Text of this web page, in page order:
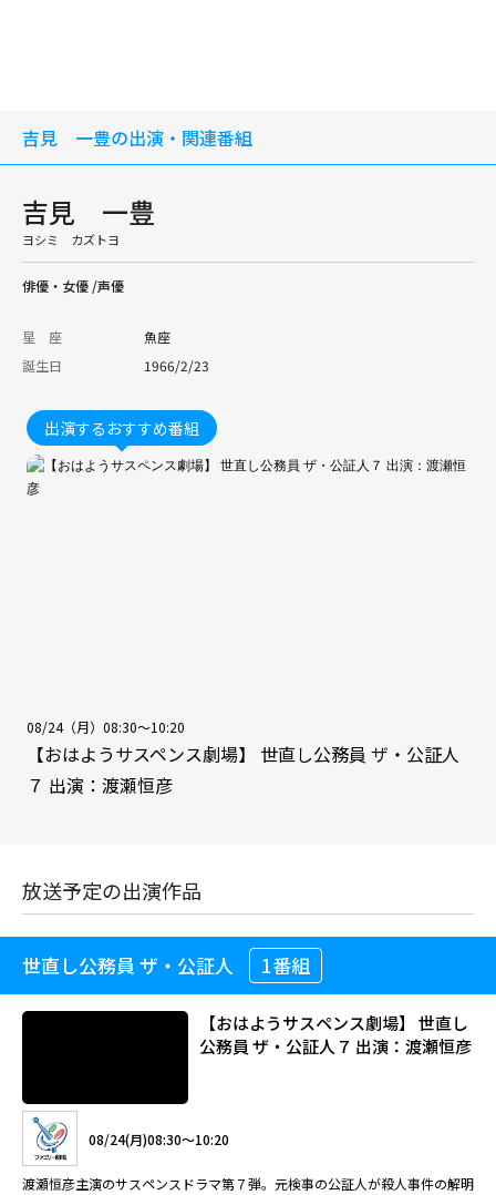
吉見 一豊の出演・関連番組
吉見 一豊
ヨシミ カズトヨ
俳優・女優 /声優
星 座
魚座
誕生日
1966/2/23
出演するおすすめ番組
08/24（月）08:30～10:20
【おはようサスペンス劇場】 世直し公務員 ザ・公証人
７ 出演：渡瀬恒彦
放送予定の出演作品
世直し公務員 ザ・公証人 1番組
【おはようサスペンス劇場】 世直し
公務員 ザ・公証人７ 出演：渡瀬恒彦
08/24(月)08:30～10:20
渡瀬恒彦主演のサスペンスドラマ第７弾。元検事の公証人が殺人事件の解明